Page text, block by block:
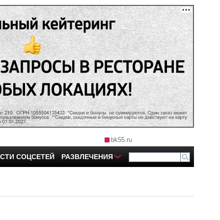
bk55.ru
СОЦСЕТЕЙ РАЗВЛЕЧЕНИЯ